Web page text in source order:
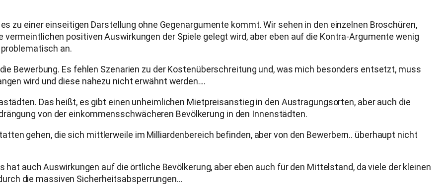
zu einer einseitigen Darstellung ohne Gegenargumente kommt. Wir sehen in den einzelnen Broschüren,
positiven Auswirkungen der Spiele gelegt wird, aber eben auf die Kontra-Argumente wenig
an.
Bewerbung. Es fehlen Szenarien zu der Kostenüberschreitung und, was mich besonders entsetzt, muss
wird und diese nahezu nicht erwähnt werden….
Das heißt, es gibt einen unheimlichen Mietpreisanstieg in den Austragungsorten, aber auch die
von der einkommensschwächeren Bevölkerung in den Innenstädten.
gehen, die sich mittlerweile im Milliardenbereich befinden, aber von den Bewerbern.. überhaupt nicht
hat auch Auswirkungen auf die örtliche Bevölkerung, aber eben auch für den Mittelstand, da viele der kleinen
die massiven Sicherheitsabsperrungen…